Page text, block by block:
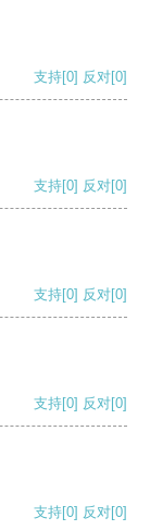
支持[0] 反对[0]
支持[0] 反对[0]
支持[0] 反对[0]
支持[0] 反对[0]
支持[0] 反对[0]